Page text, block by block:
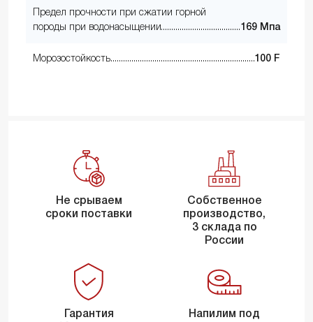
Предел прочности при сжатии горной
породы при водонасыщении
169 Мпа
Морозостойкость 100 F
Не срываем
сроки поставки
Собственное
производство,
3 склада по
России
Гарантия
Напилим под